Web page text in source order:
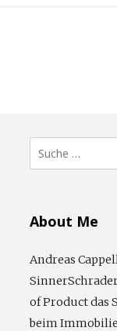
Suche
nach:
About Me
Andreas
of Product das
beim